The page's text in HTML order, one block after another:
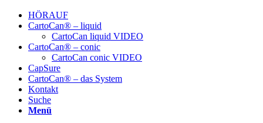
HÖRAUF
CartoCan® – liquid
CartoCan liquid VIDEO
CartoCan® – conic
CartoCan conic VIDEO
CapSure
CartoCan® – das System
Kontakt
Suche
Menü